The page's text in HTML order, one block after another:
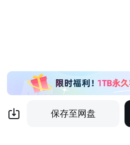
保存至网盘